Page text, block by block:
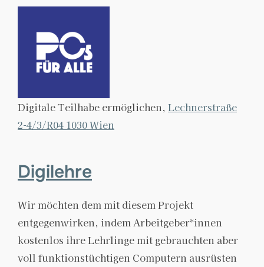
Digitale Teilhabe ermöglichen, Lechnerstraße
2-4/3/R04 1030 Wien
Digilehre
Wir möchten dem mit diesem Projekt
entgegenwirken, indem Arbeitgeber*innen
kostenlos ihre Lehrlinge mit gebrauchten aber
voll funktionstüchtigen Computern ausrüsten